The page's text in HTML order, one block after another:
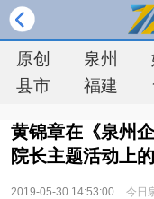
原创 泉州
县市
福建
黄锦章在《泉州
院长主题活动上
2019-05-30 14:53:00 今日